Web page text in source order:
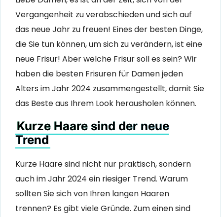
Vergangenheit zu verabschieden und sich auf
das neue Jahr zu freuen! Eines der besten Dinge,
die Sie tun können, um sich zu verändern, ist eine
neue Frisur! Aber welche Frisur soll es sein? Wir
haben die besten Frisuren für Damen jeden
Alters im Jahr 2024 zusammengestellt, damit Sie
das Beste aus Ihrem Look herausholen können.
Kurze Haare sind der neue
Trend
Kurze Haare sind nicht nur praktisch, sondern
auch im Jahr 2024 ein riesiger Trend. Warum
sollten Sie sich von Ihren langen Haaren
trennen? Es gibt viele Gründe. Zum einen sind